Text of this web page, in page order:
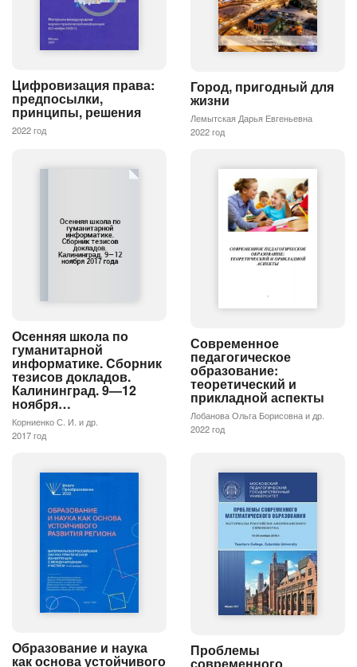
Цифровизация права:
предпосылки,
принципы, решения
2022 год
Город, пригодный для
жизни
Лемытская Дарья Евгеньевна
2022 год
Осенняя школа по
гуманитарной
информатике. Cборник
тезисов докладов.
Калининград. 9—12
ноября…
Корниенко С. И. и др.
2017 год
Современное
педагогическое
образование:
теоретический и
прикладной аспекты
Лобанова Ольга Борисовна и др.
2022 год
Образование и наука
как основа устойчивого
Проблемы